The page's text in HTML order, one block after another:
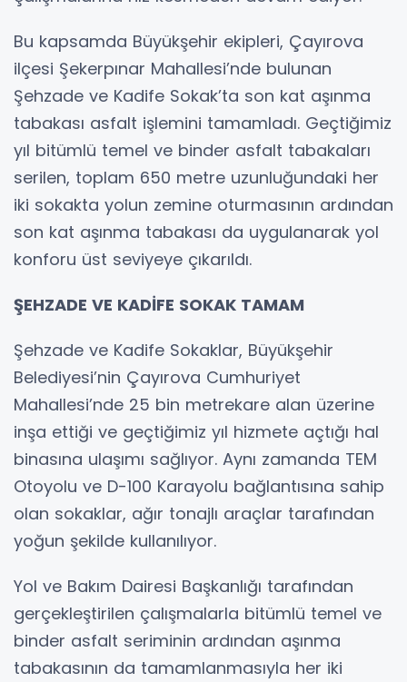
Bu kapsamda Büyükşehir ekipleri, Çayırova
ilçesi Şekerpınar Mahallesi’nde bulunan
Şehzade ve Kadife Sokak’ta son kat aşınma
tabakası asfalt işlemini tamamladı. Geçtiğimiz
yıl bitümlü temel ve binder asfalt tabakaları
serilen, toplam 650 metre uzunluğundaki her
iki sokakta yolun zemine oturmasının ardından
son kat aşınma tabakası da uygulanarak yol
konforu üst seviyeye çıkarıldı.
ŞEHZADE VE KADİFE SOKAK TAMAM
Şehzade ve Kadife Sokaklar, Büyükşehir
Belediyesi’nin Çayırova Cumhuriyet
Mahallesi’nde 25 bin metrekare alan üzerine
inşa ettiği ve geçtiğimiz yıl hizmete açtığı hal
binasına ulaşımı sağlıyor. Aynı zamanda TEM
Otoyolu ve D-100 Karayolu bağlantısına sahip
olan sokaklar, ağır tonajlı araçlar tarafından
yoğun şekilde kullanılıyor.
Yol ve Bakım Dairesi Başkanlığı tarafından
gerçekleştirilen çalışmalarla bitümlü temel ve
binder asfalt seriminin ardından aşınma
tabakasının da tamamlanmasıyla her iki